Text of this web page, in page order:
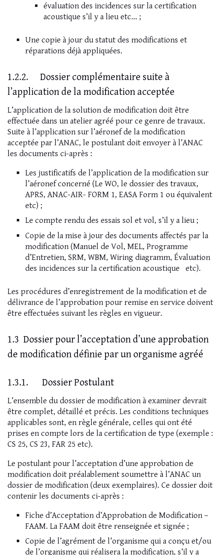
évaluation des incidences sur la certification
acoustique s’il y a lieu etc… ;
Une copie à jour du statut des modifications et
réparations déjà appliquées.
1.2.2. Dossier complémentaire suite à
l’application de la modification acceptée
L’application de la solution de modification doit être
effectuée dans un atelier agréé pour ce genre de travaux.
Suite à l’application sur l’aéronef de la modification
acceptée par l’ANAC, le postulant doit envoyer à l’ANAC
les documents ci-après :
Les justificatifs de l’application de la modification sur
l’aéronef concerné (Le WO, le dossier des travaux,
APRS, ANAC-AIR- FORM 1, EASA Form 1 ou équivalent
etc) ;
Le compte rendu des essais sol et vol, s’il y a lieu ;
Copie de la mise à jour des documents affectés par la
modification (Manuel de Vol, MEL, Programme
d’Entretien, SRM, WBM, Wiring diagramm, Évaluation
des incidences sur la certification acoustique etc).
Les procédures d’enregistrement de la modification et de
délivrance de l’approbation pour remise en service doivent
être effectuées suivant les règles en vigueur.
1.3 Dossier pour l’acceptation d’une approbation
de modification définie par un organisme agréé
1.3.1. Dossier Postulant
L’ensemble du dossier de modification à examiner devrait
être complet, détaillé et précis. Les conditions techniques
applicables sont, en règle générale, celles qui ont été
prises en compte lors de la certification de type (exemple :
CS 25, CS 23, FAR 25 etc).
Le postulant pour l’acceptation d’une approbation de
modification doit préalablement soumettre à l’ANAC un
dossier de modification (deux exemplaires). Ce dossier doit
contenir les documents ci-après :
Fiche d’Acceptation d’Approbation de Modification –
FAAM. La FAAM doit être renseignée et signée ;
Copie de l’agrément de l’organisme qui a conçu et/ou
de l’organisme qui réalisera la modification, s’il y a